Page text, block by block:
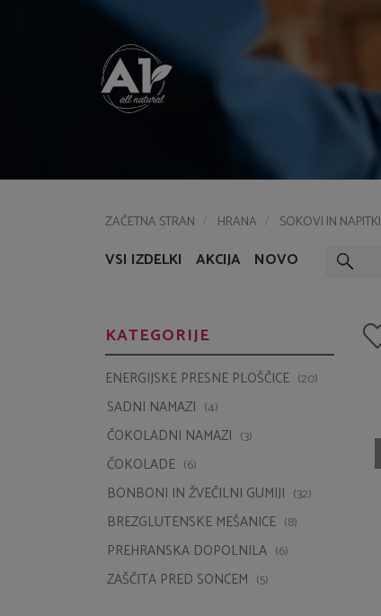
ZAČETNA STRAN HRANA SOKOVI IN NAPITKI
VSI IZDELKI AKCIJA NOVO
KATEGORIJE
ENERGIJSKE PRESNE PLOŠČICE (20)
SADNI NAMAZI (4)
ČOKOLADNI NAMAZI (3)
ČOKOLADE (6)
BONBONI IN ŽVEČILNI GUMIJI (32)
BREZGLUTENSKE MEŠANICE (8)
PREHRANSKA DOPOLNILA (6)
ZAŠČITA PRED SONCEM (5)